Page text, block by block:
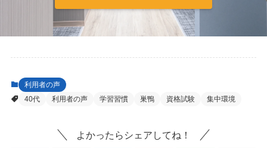
利用者の声
40代
利用者の声 学習習慣 巣鴨 資格試験 集中環境
よかったらシェアしてね！